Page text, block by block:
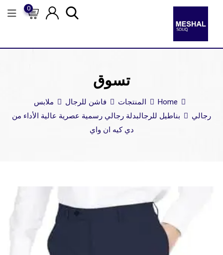
0
تسوق
Home المنتجات فاشن للرجال
ملابس
رجالي
بناطيل للرجالبدلة رجالي رسمية عصرية عالية الأداء من
دي كيه ان واي